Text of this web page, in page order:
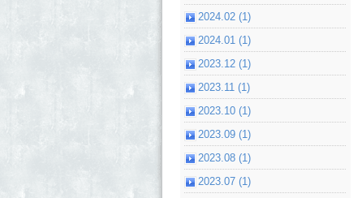
2024.02 (1)
2024.01 (1)
2023.12 (1)
2023.11 (1)
2023.10 (1)
2023.09 (1)
2023.08 (1)
2023.07 (1)